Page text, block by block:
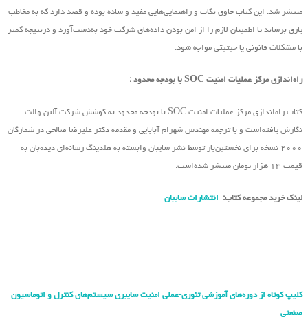
منتشر شد. این کتاب حاوی نکات و راهنمایی‌هایی مفید و ساده بوده و قصد دارد که به مخاطب
یاری برساند تا اطمینان لازم را از امن بودن داده‌های شرکت خود به‌دست‌آورد و درنتیجه کمتر
با مشکلات قانونی یا حیثیتی مواجه شود.
راه‌اندازی مرکز عملیات امنیت SOC با بودجه محدود :
کتاب راه‌اندازی مرکز عملیات امنیت SOC با بودجه محدود به کوشش شرکت آلین والت
نگارش یافته‌است و با ترجمه مهندس شهرام آبابایی و مقدمه دکتر علیرضا صالحی در شمارگان
۲۰۰۰ نسخه برای نخستین‌بار توسط نشر سایبان وابسته به هلدینگ رسانه‌ای دیده‌بان به
قیمت ۱۴ هزار تومان منتشر شده‌است.
لینک خرید مجموعه کتاب: انتشارات سایبان
کلیپ کوتاه از دوره‌های آموزشی تئوری-عملی امنیت سایبری سیستم‌های کنترل و اتوماسیون
صنعتی